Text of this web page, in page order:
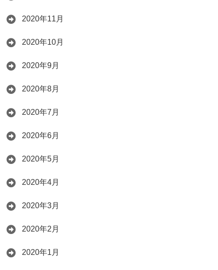
2020年11月
2020年10月
2020年9月
2020年8月
2020年7月
2020年6月
2020年5月
2020年4月
2020年3月
2020年2月
2020年1月